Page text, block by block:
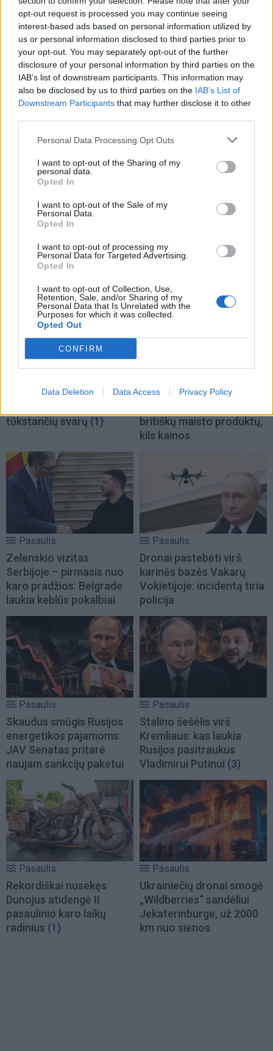
opt-out request is processed you may continue seeing
interest-based ads based on personal information utilized by
us or personal information disclosed to third parties prior to
your opt-out. You may separately opt-out of the further
disclosure of your personal information by third parties on the
IAB’s list of downstream participants. This information may
also be disclosed by us to third parties on the IAB’s List of
Downstream Participants that may further disclose it to other
Personal Data Processing Opt Outs
I want to opt-out of the Sharing of my
personal data.
Opted In
I want to opt-out of the Sale of my
Personal Data.
Opted In
I want to opt-out of processing my
Personal Data for Targeted Advertising.
Opted In
I want to opt-out of Collection, Use,
Retention, Sale, and/or Sharing of my
Personal Data that Is Unrelated with the
Purposes for which it was collected.
Opted Out
CONFIRM
Data Deletion Data Access Privacy Policy
Sutinku sutaisyklėmis
This site is protected by
reCAPTCHA and the Google
Privacy PolicyandTerms of
apply.
TAIP PAT SKAITYKITE
JK vairuotojai kasdien
tūkstančių svarų (1)
Sausra Anglijoje:
britiškų maisto produktų,
kils kainos
Pasaulis
Zelenskio vizitas
Serbijoje – pirmasis nuo
karo pradžios: Belgrade
laukia keblūs pokalbiai
Pasaulis
Dronai pastebėti virš
karinės bazės Vakarų
Vokietijoje: incidentą tiria
policija
Pasaulis
Skaudus smūgis Rusijos
energetikos pajamoms:
JAV Senatas pritarė
naujam sankcijų paketui
Pasaulis
Stalino šešėlis virš
Kremliaus: kas laukia
Rusijos pasitraukus
Vladimirui Putinui (3)
Pasaulis
Rekordiškai nusekęs
Dunojus atidengė II
pasaulinio karo laikų
radinius (1)
Pasaulis
Ukrainiečių dronai smogė
„Wildberries“ sandėliui
Jekaterinburge, už 2000
km nuo sienos